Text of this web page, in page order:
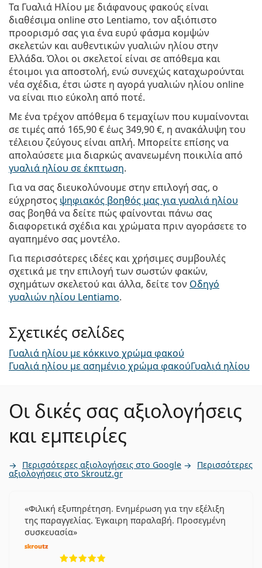
Τα Γυαλιά Ηλίου με διάφανους φακούς είναι
διαθέσιμα online στο Lentiamo, τον αξιόπιστο
προορισμό σας για ένα ευρύ φάσμα κομψών
σκελετών και αυθεντικών γυαλιών ηλίου στην
Ελλάδα. Όλοι οι σκελετοί είναι σε απόθεμα και
έτοιμοι για αποστολή, ενώ συνεχώς καταχωρούνται
νέα σχέδια, έτσι ώστε η αγορά γυαλιών ηλίου online
να είναι πιο εύκολη από ποτέ.
Με ένα τρέχον απόθεμα 6 τεμαχίων που κυμαίνονται
σε τιμές από 165,90 €έως349,90 €, η ανακάλυψη του
τέλειου ζεύγους είναι απλή. Μπορείτε επίσης να
απολαύσετε μια διαρκώς ανανεωμένη ποικιλία από
γυαλιά ηλίου σε έκπτωση.
Για να σας διευκολύνουμε στην επιλογή σας, ο
εύχρηστος ψηφιακός βοηθός μας για γυαλιά ηλίου
σας βοηθά να δείτε πώς φαίνονται πάνω σας
διαφορετικά σχέδια και χρώματα πριν αγοράσετε το
αγαπημένο σας μοντέλο.
Για περισσότερες ιδέες και χρήσιμες συμβουλές
σχετικά με την επιλογή των σωστών φακών,
σχημάτων σκελετού και άλλα, δείτε τον Οδηγό
γυαλιών ηλίου Lentiamo.
Σχετικές σελίδες
Γυαλιά ηλίου με κόκκινο χρώμα φακού
Γυαλιά ηλίου με ασημένιο χρώμα φακούΓυαλιά ηλίου
Οι δικές σας αξιολογήσεις
και εμπειρίες
Περισσότερες αξιολογήσεις στο Google Περισσότερες
αξιολογήσεις στο Skroutz.gr
Φιλική εξυπηρέτηση. Ενημέρωση για την εξέλιξη
της παραγγελίας. Έγκαιρη παραλαβή. Προσεγμένη
συσκευασία